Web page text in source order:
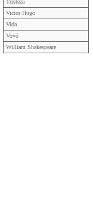
Tristeza
Victor Hugo
Vida
Vovó
William Shakespeare